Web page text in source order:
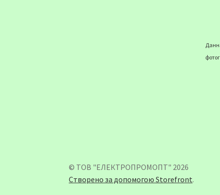
© ТОВ "ЕЛЕКТРОПРОМОПТ" 2026
Створено за допомогою Storefront.